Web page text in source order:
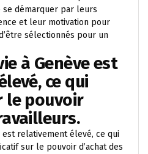
se démarquer par leurs
et leur motivation pour
sélectionnés pour un
à Genève est
ce qui
le pouvoir
relativement élevé, ce qui
sur le pouvoir d’achat des